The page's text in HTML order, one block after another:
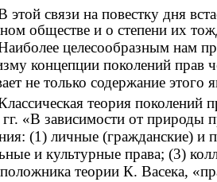
этой связи на повестку дня
обществе и о степени их
целесообразным нам
концепции поколений прав
не только содержание
теория поколений
«В зависимости от природы
(1) личные (гражданские) и
и культурные права; (3)
теории К. Васека,